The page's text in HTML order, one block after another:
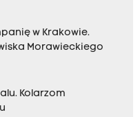
w Krakowie.
Morawieckiego
Kolarzom